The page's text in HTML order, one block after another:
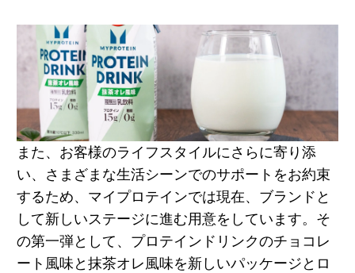
また、お客様のライフスタイルにさらに寄り添
い、さまざまな生活シーンでのサポートをお約束
するため、マイプロテインでは現在、ブランドと
して新しいステージに進む用意をしています。そ
の第一弾として、プロテインドリンクのチョコレ
ート風味と抹茶オレ風味を新しいパッケージとロ